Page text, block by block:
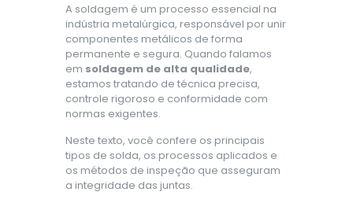
A soldagem é um processo essencial na
indústria metalúrgica, responsável por unir
componentes metálicos de forma
permanente e segura. Quando falamos
em soldagem de alta qualidade,
estamos tratando de técnica precisa,
controle rigoroso e conformidade com
normas exigentes.
Neste texto, você confere os principais
tipos de solda, os processos aplicados e
os métodos de inspeção que asseguram
a integridade das juntas.